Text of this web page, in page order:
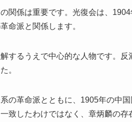
関係は重要です。光復会は、
命派と関係します。
するうえで中心的な人物です。
。
系の革命派とともに、1905年の中
致したわけではなく、章炳麟の存